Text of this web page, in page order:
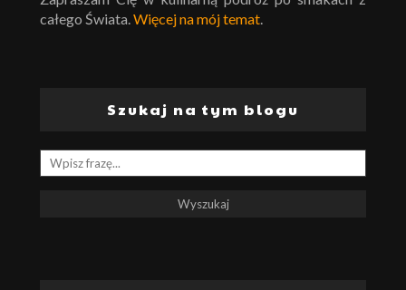
całego Świata.Więcej na mój temat.
Szukaj na tym blogu